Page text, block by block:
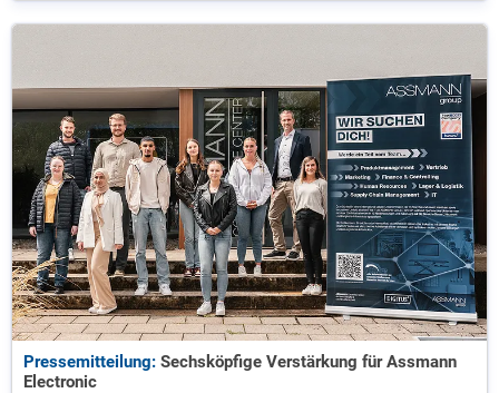
Pressemitteilung: Sechsköpfige Verstärkung für Assmann
Electronic